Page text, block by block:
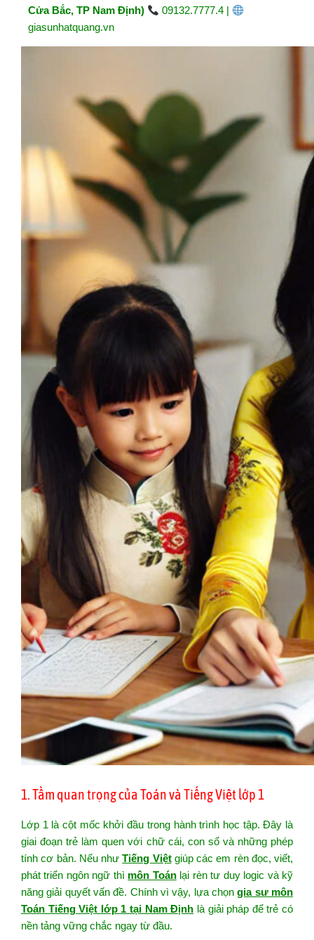
Cửa Bắc, TP Nam Định)
09132.7777.4 |
giasunhatquang.vn
1. Tầm quan trọng của Toán và Tiếng Việt lớp 1
Lớp 1 là cột mốc khởi đầu trong hành trình học tập. Đây là
giai đoạn trẻ làm quen với chữ cái, con số và những phép
tính cơ bản. Nếu nhưTiếng Việtgiúp các em rèn đọc, viết,
phát triển ngôn ngữ thì môn Toánlại rèn tư duy logic và kỹ
năng giải quyết vấn đề. Chính vì vậy, lựa chọngia sư môn
Toán Tiếng Việt lớp 1 tại Nam Định là giải pháp để trẻ có
nền tảng vững chắc ngay từ đầu.